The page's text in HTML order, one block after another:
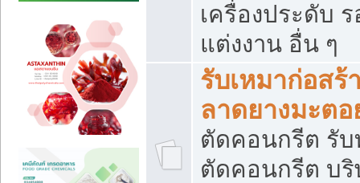
เครื่องประดับ ร
แต่งงาน อื่น ๆ
รับเหมาก่อส
ลาดยางมะต
ตัดคอนกรีต รับ
ตัดคอนกรีต บริ